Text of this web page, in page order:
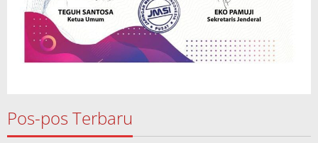
Pos-pos Terbaru